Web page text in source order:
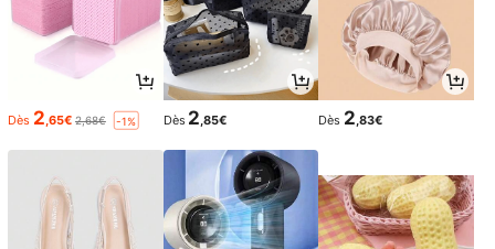
Dès 2 ,65€ 2,68€ -1% Dès 2 ,85€ Dès 2 ,83€